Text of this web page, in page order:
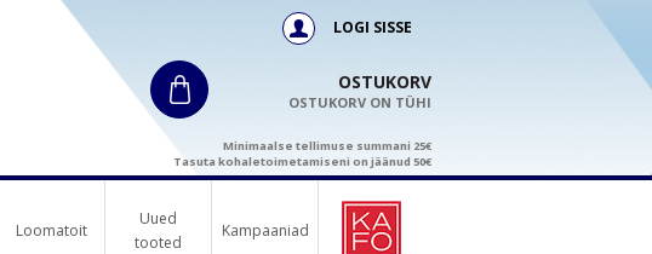
LOGI SISSE
OSTUKORV
OSTUKORV ON TÜHI
Minimaalse tellimuse summani 25€
Tasuta kohaletoimetamiseni on jäänud 50€
Loomatoit
Uued
tooted
Kampaaniad